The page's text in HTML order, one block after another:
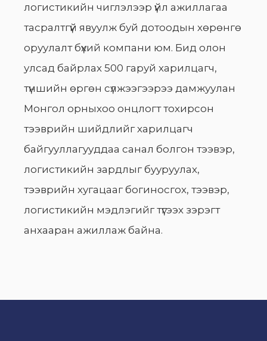
логистикийн чиглэлээр үйл ажиллагаа
тасралтгүй явуулж буй дотоодын хөрөнгө
оруулалт бүхий компани юм. Бид олон
улсад байрлах 500 гаруй харилцагч,
түншийн өргөн сүлжээгээрээ дамжуулан
Монгол орныхоо онцлогт тохирсон
тээврийн шийдлийг харилцагч
байгууллагууддаа санал болгон тээвэр,
логистикийн зардлыг бууруулах,
тээврийн хугацааг богиносгох, тээвэр,
логистикийн мэдлэгийг түгээх зэрэгт
анхааран ажиллаж байна.